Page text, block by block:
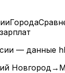
Города
— данные
Новгород→